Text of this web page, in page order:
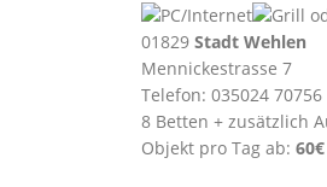
01829 Stadt Wehlen
Mennickestrasse 7
Telefon: 035024 70756
8 Betten + zusätzlich
Objekt pro Tag ab: 60€